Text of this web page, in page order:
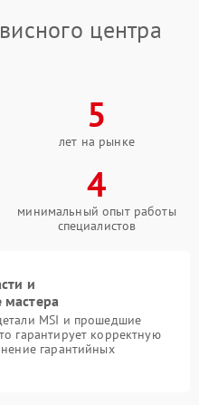
центра
5
лет на рынке
4
минимальный опыт работы
специалистов
и
MSI и прошедшие
гарантирует корректную
гарантийных